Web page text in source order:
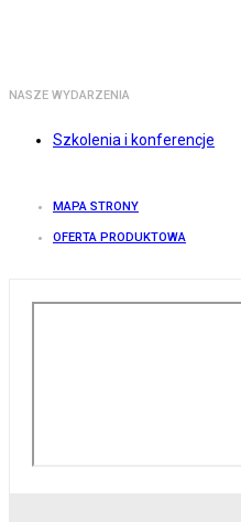
NASZE WYDARZENIA
Szkolenia i konferencje
MAPA STRONY
OFERTA PRODUKTOWA